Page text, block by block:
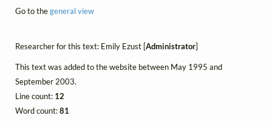
Go to thegeneral view
Researcher for this text: Emily Ezust [Administrator]
This text was added to the website between May 1995 and
September 2003.
Line count: 12
Word count:81